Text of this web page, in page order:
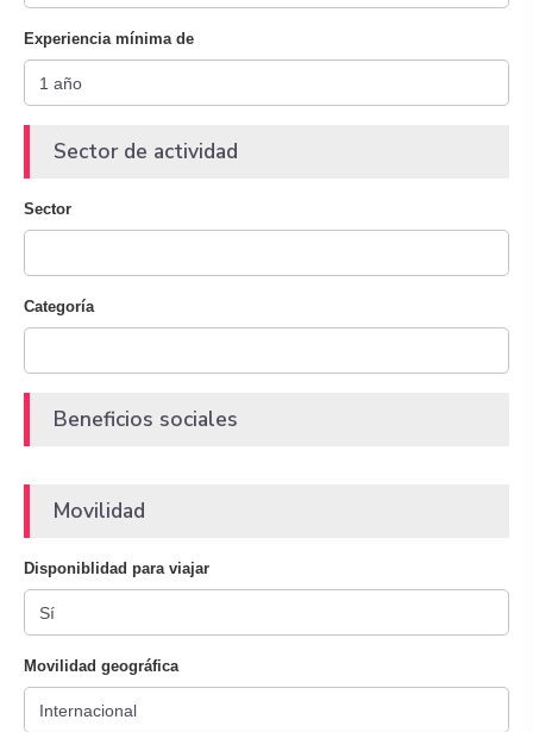
Experiencia mínima de
Sector de actividad
Sector
Categoría
Beneficios sociales
Movilidad
Disponiblidad para viajar
Movilidad geográfica